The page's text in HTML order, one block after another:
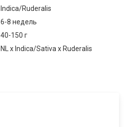
Indica/Ruderalis
6-8 недель
40-150 г
NL x Indica/Sativa x Ruderalis